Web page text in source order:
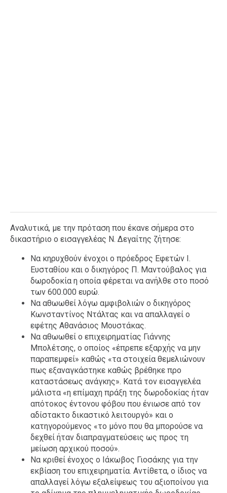
Αναλυτικά, με την πρόταση που έκανε σήμερα στο
δικαστήριο ο εισαγγελέας Ν. Δεγαίτης ζήτησε:
Να κηρυχθούν ένοχοι ο πρόεδρος Εφετών Ι.
Ευσταθίου και ο δικηγόρος Π. Μαντούβαλος για
δωροδοκία η οποία φέρεται να ανήλθε στο ποσό
των 600.000 ευρώ.
Να αθωωθεί λόγω αμφιβολιών ο δικηγόρος
Κωνσταντίνος Ντάλτας και να απαλλαγεί ο
εφέτης Αθανάσιος Μουστάκας.
Να αθωωθεί ο επιχειρηματίας Γιάννης
Μπολέτσης, ο οποίος «έπρεπε εξαρχής να μην
παραπεμφεί» καθώς «τα στοιχεία θεμελιώνουν
πως εξαναγκάστηκε καθώς βρέθηκε προ
καταστάσεως ανάγκης». Κατά τον εισαγγελέα
μάλιστα «η επίμαχη πράξη της δωροδοκίας ήταν
απότοκος έντονου φόβου που ένιωσε από τον
αδίστακτο δικαστικό λειτουργό» και ο
κατηγορούμενος «το μόνο που θα μπορούσε να
δεχθεί ήταν διαπραγματεύσεις ως προς τη
μείωση αρχικού ποσού».
Να κριθεί ένοχος ο Ιάκωβος Γιοσάκης για την
εκβίαση του επιχειρηματία. Αντίθετα, ο ίδιος να
απαλλαγεί λόγω εξαλείψεως του αξιοποίνου για